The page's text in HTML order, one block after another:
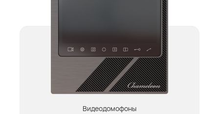
Видеодомофоны